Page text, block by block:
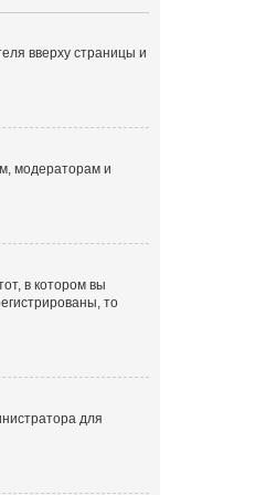
вверху страницы и
модераторам и
в котором вы
то
для